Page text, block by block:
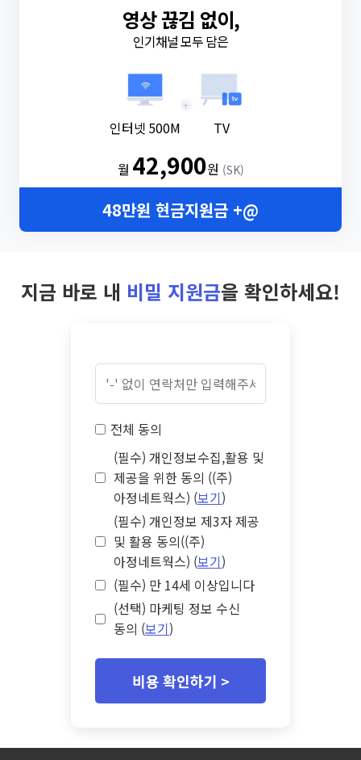
영상 끊김 없이,
인기채널 모두 담은
인터넷 500M
+
TV
월 42,900원 (SK)
48만원 현금지원금 +@
지금 바로 내 비밀 지원금을 확인하세요!
전체 동의
(필수) 개인정보수집,활용 및
제공을 위한 동의 ((주)
아정네트웍스) (보기)
(필수) 개인정보 제3자 제공
및 활용 동의((주)
아정네트웍스) (보기)
(필수) 만 14세 이상입니다
(선택) 마케팅 정보 수신
동의 (보기)
비용 확인하기 >